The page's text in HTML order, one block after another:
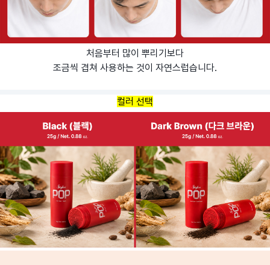
처음부터 많이 뿌리기보다
조금씩 겹쳐 사용하는 것이 자연스럽습니다.
컬러 선택